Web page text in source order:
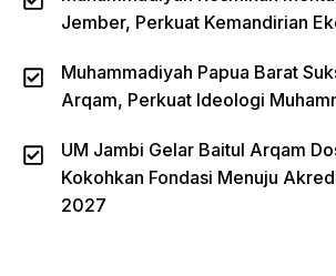
Jember, Perkuat Kemandirian
Muhammadiyah Papua Barat
Arqam, Perkuat Ideologi
UM Jambi Gelar Baitul Arqam
Kokohkan Fondasi Menuju
2027